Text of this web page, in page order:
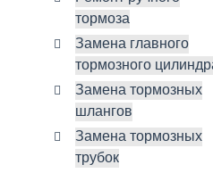
тормоза
Замена главного
тормозного
Замена тормозных
шлангов
Замена тормозных
трубок